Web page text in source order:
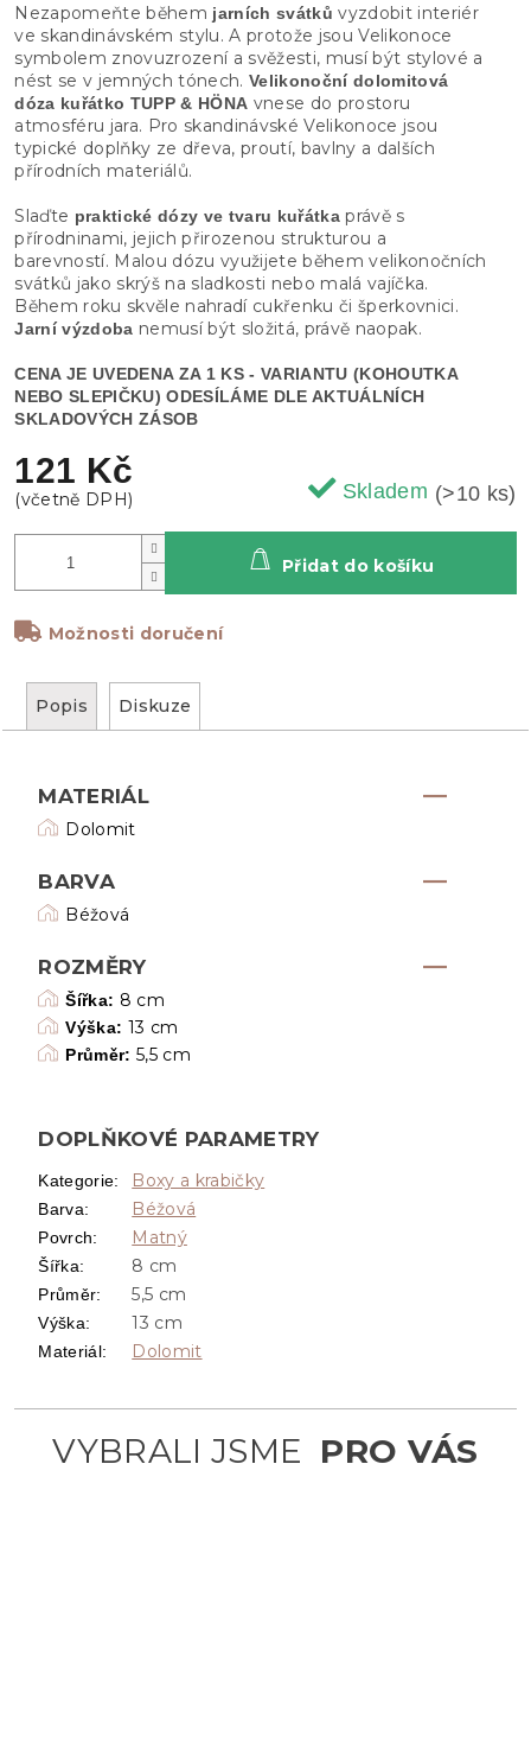
121 Kč
Skladem (>10 ks)
Možnosti doručení
Přidat do košíku
Nezapomeňte během jarních svátků vyzdobit interiér
ve skandinávském stylu. A protože jsou Velikonoce
symbolem znovuzrození a svěžesti, musí být stylové a
nést se v jemných tónech. Velikonoční dolomitová
dóza kuřátko TUPP & HÖNA vnese do prostoru
atmosféru jara. Pro skandinávské Velikonoce jsou
typické doplňky ze dřeva, proutí, bavlny a dalších
přírodních materiálů.
Slaďte praktické dózy ve tvaru kuřátkaprávě s
přírodninami, jejich přirozenou strukturou a
barevností. Malou dózu využijete během velikonočních
svátků jako skrýš na sladkosti nebo malá vajíčka.
Během roku skvěle nahradí cukřenku či šperkovnici.
Jarní výzdoba nemusí být složitá, právě naopak.
CENA JE UVEDENA ZA 1 KS - VARIANTU (KOHOUTKA
NEBO SLEPIČKU) ODESÍLÁME DLE AKTUÁLNÍCH
SKLADOVÝCH ZÁSOB
Popis Diskuze
MATERIÁL
Dolomit
BARVA
Béžová
ROZMĚRY
Šířka: 8 cm
Výška: 13 cm
Průměr: 5,5 cm
DOPLŇKOVÉ PARAMETRY
Kategorie: Boxy a krabičky
Barva: Béžová
Povrch: Matný
Šířka: 8 cm
Průměr: 5,5 cm
Výška: 13 cm
Materiál: Dolomit